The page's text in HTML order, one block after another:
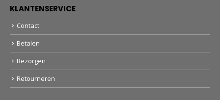
KLANTENSERVICE
Contact
Betalen
Bezorgen
Retourneren